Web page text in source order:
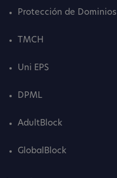
Protección de Dominios
TMCH
Uni EPS
DPML
AdultBlock
GlobalBlock